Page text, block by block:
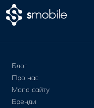
Блог
Про нас
Мапа сайту
Бренди